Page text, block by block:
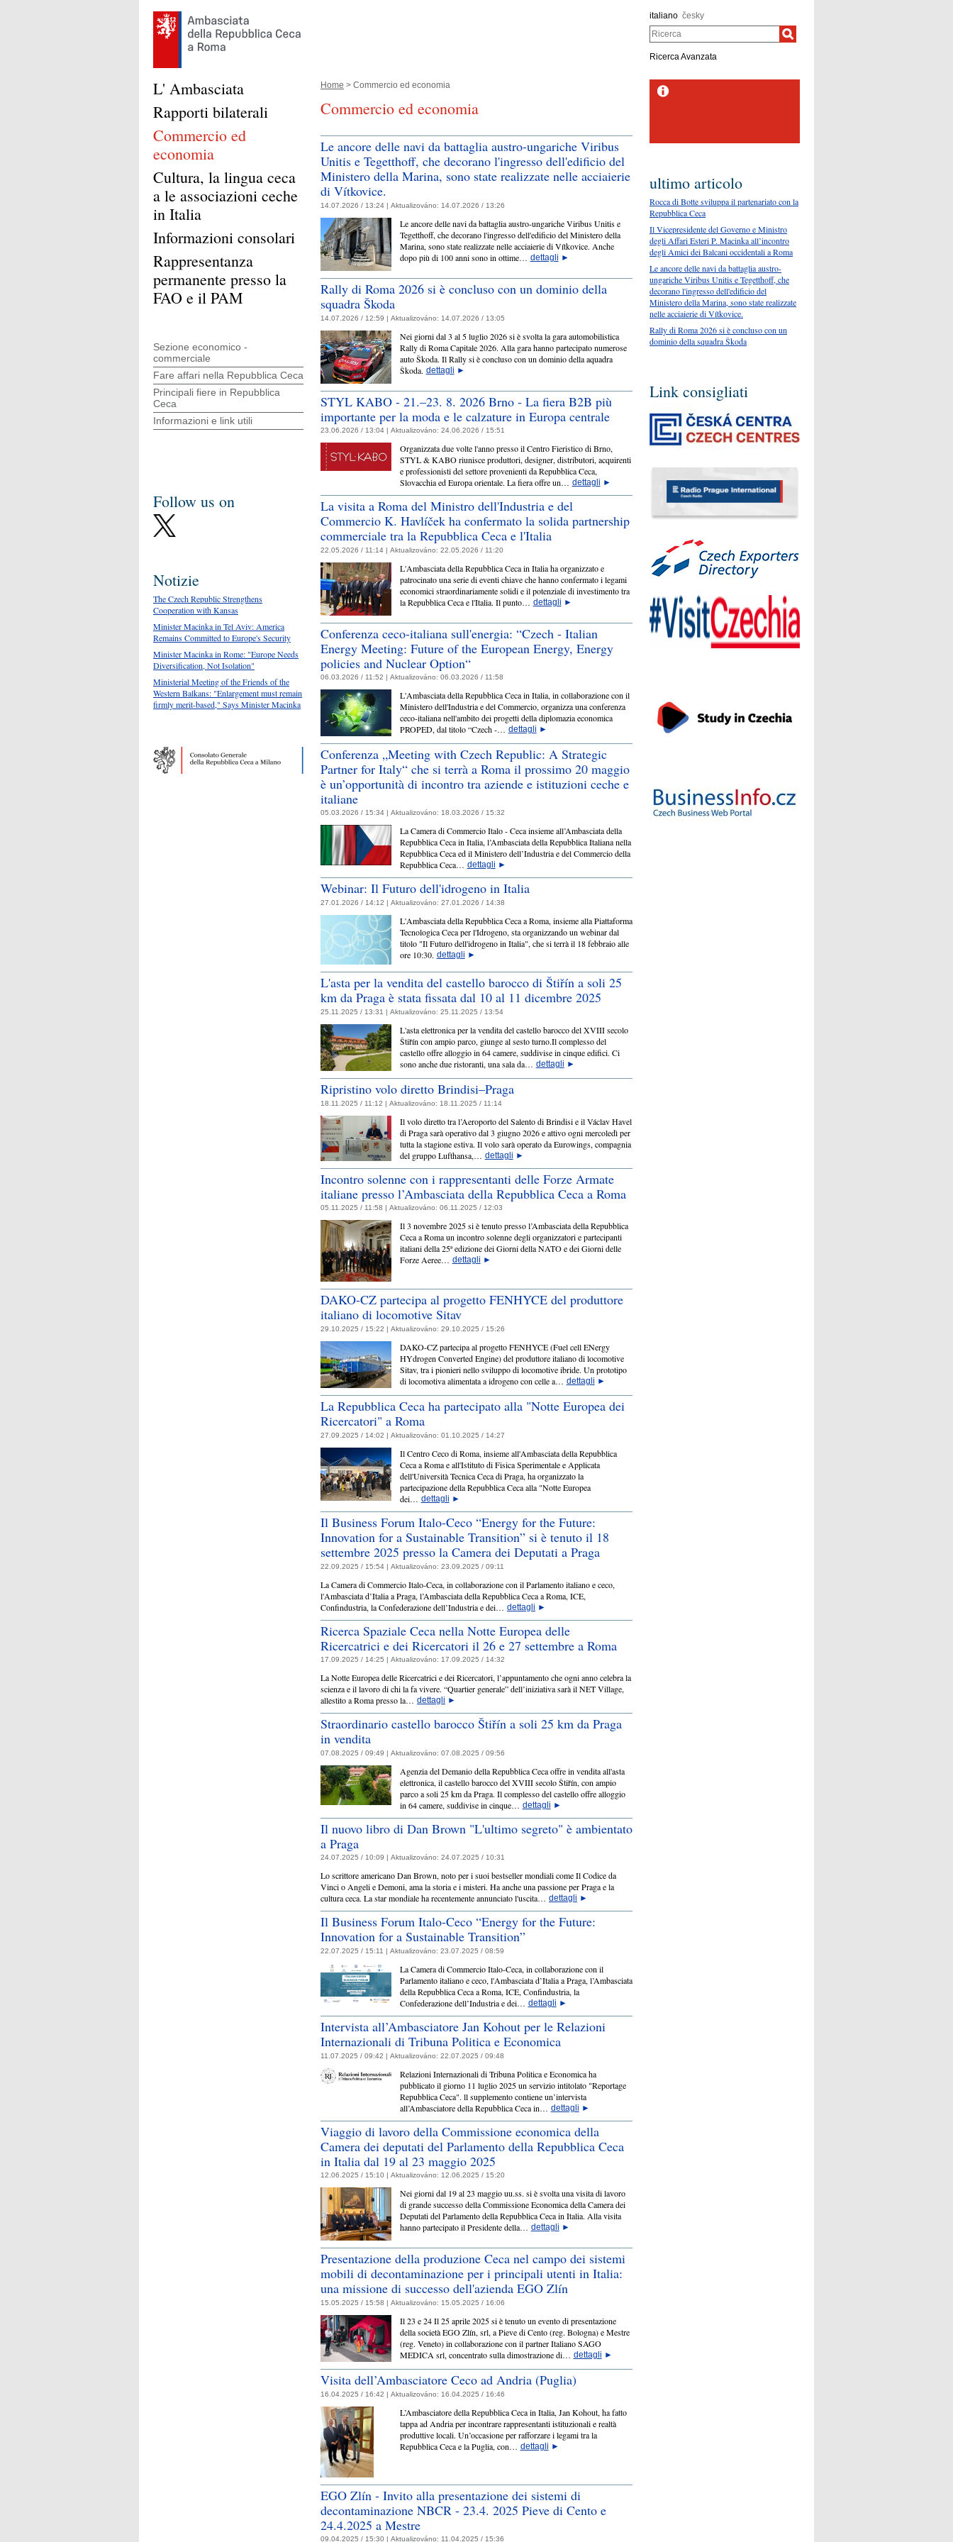
italiano česky
Ricerca
Ricerca Avanzata
Home > Commercio ed economia
Commercio ed economia
Le ancore delle navi da battaglia austro-ungariche Viribus
Unitis e Tegetthoff, che decorano l'ingresso dell'edificio del
Ministero della Marina, sono state realizzate nelle acciaierie
di Vítkovice.
14.07.2026 / 13:24 | Aktualizováno: 14.07.2026 / 13:26
Le ancore delle navi da battaglia austro-ungariche Viribus Unitis e
Tegetthoff, che decorano l'ingresso dell'edificio del Ministero della
Marina, sono state realizzate nelle acciaierie di Vítkovice. Anche
dopo più di 100 anni sono in ottime… dettagli ►
Rally di Roma 2026 si è concluso con un dominio della
squadra Škoda
14.07.2026 / 12:59 | Aktualizováno: 14.07.2026 / 13:05
Nei giorni dal 3 al 5 luglio 2026 si è svolta la gara automobilistica
Rally di Roma Capitale 2026. Alla gara hanno partecipato numerose
auto Škoda. Il Rally si è concluso con un dominio della aquadra
Škoda. dettagli ►
STYL KABO - 21.–23. 8. 2026 Brno - La fiera B2B più
importante per la moda e le calzature in Europa centrale
23.06.2026 / 13:04 | Aktualizováno: 24.06.2026 / 15:51
Organizzata due volte l'anno presso il Centro Fieristico di Brno,
STYL & KABO riunisce produttori, designer, distributori, acquirenti
e professionisti del settore provenienti da Repubblica Ceca,
Slovacchia ed Europa orientale. La fiera offre un… dettagli ►
La visita a Roma del Ministro dell'Industria e del
Commercio K. Havlíček ha confermato la solida partnership
commerciale tra la Repubblica Ceca e l'Italia
22.05.2026 / 11:14 | Aktualizováno: 22.05.2026 / 11:20
L'Ambasciata della Repubblica Ceca in Italia ha organizzato e
patrocinato una serie di eventi chiave che hanno confermato i legami
economici straordinariamente solidi e il potenziale di investimento tra
la Repubblica Ceca e l'Italia. Il punto… dettagli ►
Conferenza ceco-italiana sull'energia: “Czech - Italian
Energy Meeting: Future of the European Energy, Energy
policies and Nuclear Option“
06.03.2026 / 11:52 | Aktualizováno: 06.03.2026 / 11:58
L'Ambasciata della Repubblica Ceca in Italia, in collaborazione con il
Ministero dell'Industria e del Commercio, organizza una conferenza
ceco-italiana nell'ambito dei progetti della diplomazia economica
PROPED, dal titolo “Czech -… dettagli ►
Conferenza „Meeting with Czech Republic: A Strategic
Partner for Italy“ che si terrà a Roma il prossimo 20 maggio
è un’opportunità di incontro tra aziende e istituzioni ceche e
italiane
05.03.2026 / 15:34 | Aktualizováno: 18.03.2026 / 15:32
La Camera di Commercio Italo - Ceca insieme all’Ambasciata della
Repubblica Ceca in Italia, l’Ambasciata della Repubblica Italiana nella
Repubblica Ceca ed il Ministero dell’Industria e del Commercio della
Repubblica Ceca… dettagli ►
Webinar: Il Futuro dell'idrogeno in Italia
27.01.2026 / 14:12 | Aktualizováno: 27.01.2026 / 14:38
L'Ambasciata della Repubblica Ceca a Roma, insieme alla Piattaforma
Tecnologica Ceca per l'Idrogeno, sta organizzando un webinar dal
titolo "Il Futuro dell'idrogeno in Italia", che si terrà il 18 febbraio alle
ore 10:30. dettagli ►
L'asta per la vendita del castello barocco di Štiřín a soli 25
km da Praga è stata fissata dal 10 al 11 dicembre 2025
25.11.2025 / 13:31 | Aktualizováno: 25.11.2025 / 13:54
L'asta elettronica per la vendita del castello barocco del XVIII secolo
Štiřín con ampio parco, giunge al sesto turno.Il complesso del
castello offre alloggio in 64 camere, suddivise in cinque edifici. Ci
sono anche due ristoranti, una sala da… dettagli ►
Ripristino volo diretto Brindisi–Praga
18.11.2025 / 11:12 | Aktualizováno: 18.11.2025 / 11:14
Il volo diretto tra l’Aeroporto del Salento di Brindisi e il Václav Havel
di Praga sarà operativo dal 3 giugno 2026 e attivo ogni mercoledì per
tutta la stagione estiva. Il volo sarà operato da Eurowings, compagnia
del gruppo Lufthansa,… dettagli ►
Incontro solenne con i rappresentanti delle Forze Armate
italiane presso l’Ambasciata della Repubblica Ceca a Roma
05.11.2025 / 11:58 | Aktualizováno: 06.11.2025 / 12:03
Il 3 novembre 2025 si è tenuto presso l’Ambasciata della Repubblica
Ceca a Roma un incontro solenne degli organizzatori e partecipanti
italiani della 25ª edizione dei Giorni della NATO e dei Giorni delle
Forze Aeree… dettagli ►
DAKO-CZ partecipa al progetto FENHYCE del produttore
italiano di locomotive Sitav
29.10.2025 / 15:22 | Aktualizováno: 29.10.2025 / 15:26
DAKO-CZ partecipa al progetto FENHYCE (Fuel cell ENergy
HYdrogen Converted Engine) del produttore italiano di locomotive
Sitav, tra i pionieri nello sviluppo di locomotive ibride. Un prototipo
di locomotiva alimentata a idrogeno con celle a… dettagli ►
La Repubblica Ceca ha partecipato alla "Notte Europea dei
Ricercatori" a Roma
27.09.2025 / 14:02 | Aktualizováno: 01.10.2025 / 14:27
Il Centro Ceco di Roma, insieme all'Ambasciata della Repubblica
Ceca a Roma e all'Istituto di Fisica Sperimentale e Applicata
dell'Università Tecnica Ceca di Praga, ha organizzato la
partecipazione della Repubblica Ceca alla "Notte Europea
dei… dettagli ►
Il Business Forum Italo-Ceco “Energy for the Future:
Innovation for a Sustainable Transition” si è tenuto il 18
settembre 2025 presso la Camera dei Deputati a Praga
22.09.2025 / 15:54 | Aktualizováno: 23.09.2025 / 09:11
La Camera di Commercio Italo-Ceca, in collaborazione con il Parlamento italiano e ceco,
l'Ambasciata d’Italia a Praga, l’Ambasciata della Repubblica Ceca a Roma, ICE,
Confindustria, la Confederazione dell’Industria e dei… dettagli ►
Ricerca Spaziale Ceca nella Notte Europea delle
Ricercatrici e dei Ricercatori il 26 e 27 settembre a Roma
17.09.2025 / 14:25 | Aktualizováno: 17.09.2025 / 14:32
La Notte Europea delle Ricercatrici e dei Ricercatori, l’appuntamento che ogni anno celebra la
scienza e il lavoro di chi la fa vivere. “Quartier generale” dell’iniziativa sarà il NET Village,
allestito a Roma presso la… dettagli ►
Straordinario castello barocco Štiřín a soli 25 km da Praga
in vendita
07.08.2025 / 09:49 | Aktualizováno: 07.08.2025 / 09:56
Agenzia del Demanio della Repubblica Ceca offre in vendita all'asta
elettronica, il castello barocco del XVIII secolo Štiřín, con ampio
parco a soli 25 km da Praga. Il complesso del castello offre alloggio
in 64 camere, suddivise in cinque… dettagli ►
Il nuovo libro di Dan Brown "L'ultimo segreto" è ambientato
a Praga
24.07.2025 / 10:09 | Aktualizováno: 24.07.2025 / 10:31
Lo scrittore americano Dan Brown, noto per i suoi bestseller mondiali come Il Codice da
Vinci o Angeli e Demoni, ama la storia e i misteri. Ha anche una passione per Praga e la
cultura ceca. La star mondiale ha recentemente annunciato l'uscita… dettagli ►
Il Business Forum Italo-Ceco “Energy for the Future:
Innovation for a Sustainable Transition”
22.07.2025 / 15:11 | Aktualizováno: 23.07.2025 / 08:59
La Camera di Commercio Italo-Ceca, in collaborazione con il
Parlamento italiano e ceco, l'Ambasciata d’Italia a Praga, l’Ambasciata
della Repubblica Ceca a Roma, ICE, Confindustria, la
Confederazione dell’Industria e dei… dettagli ►
Intervista all’Ambasciatore Jan Kohout per le Relazioni
Internazionali di Tribuna Politica e Economica
11.07.2025 / 09:42 | Aktualizováno: 22.07.2025 / 09:48
Relazioni Internazionali di Tribuna Politica e Economica ha
pubblicato il giorno 11 luglio 2025 un servizio intitolato "Reportage
Repubblica Ceca". ll supplemento contiene un’intervista
all’Ambasciatore della Repubblica Ceca in… dettagli ►
Viaggio di lavoro della Commissione economica della
Camera dei deputati del Parlamento della Repubblica Ceca
in Italia dal 19 al 23 maggio 2025
12.06.2025 / 15:10 | Aktualizováno: 12.06.2025 / 15:20
Nei giorni dal 19 al 23 maggio uu.ss. si è svolta una visita di lavoro
di grande successo della Commissione Economica della Camera dei
Deputati del Parlamento della Repubblica Ceca in Italia. Alla visita
hanno partecipato il Presidente della… dettagli ►
Presentazione della produzione Ceca nel campo dei sistemi
mobili di decontaminazione per i principali utenti in Italia:
una missione di successo dell'azienda EGO Zlín
15.05.2025 / 15:58 | Aktualizováno: 15.05.2025 / 16:06
Il 23 e 24 Il 25 aprile 2025 si è tenuto un evento di presentazione
della società EGO Zlín, srl, a Pieve di Cento (reg. Bologna) e Mestre
(reg. Veneto) in collaborazione con il partner Italiano SAGO
MEDICA srl, concentrato sulla dimostrazione di… dettagli ►
Visita dell’Ambasciatore Ceco ad Andria (Puglia)
16.04.2025 / 16:42 | Aktualizováno: 16.04.2025 / 16:46
L’Ambasciatore della Repubblica Ceca in Italia, Jan Kohout, ha fatto
tappa ad Andria per incontrare rappresentanti istituzionali e realtà
produttive locali. Un’occasione per rafforzare i legami tra la
Repubblica Ceca e la Puglia, con… dettagli ►
EGO Zlín - Invito alla presentazione dei sistemi di
decontaminazione NBCR - 23.4. 2025 Pieve di Cento e
24.4.2025 a Mestre
09.04.2025 / 15:30 | Aktualizováno: 11.04.2025 / 15:36
L' Ambasciata
Rapporti bilaterali
Commercio ed
economia
Cultura, la lingua ceca
a le associazioni ceche
in Italia
Informazioni consolari
Rappresentanza
permanente presso la
FAO e il PAM
Sezione economico -
commerciale
Fare affari nella Repubblica Ceca
Principali fiere in Repubblica
Ceca
Informazioni e link utili
Follow us on
Notizie
The Czech Republic Strengthens
Cooperation with Kansas
Minister Macinka in Tel Aviv: America
Remains Committed to Europe's Security
Minister Macinka in Rome: "Europe Needs
Diversification, Not Isolation"
Ministerial Meeting of the Friends of the
Western Balkans: "Enlargement must remain
firmly merit-based," Says Minister Macinka
ultimo articolo
Rocca di Botte sviluppa il partenariato con la
Repubblica Ceca
Il Vicepresidente del Governo e Ministro
degli Affari Esteri P. Macinka all’incontro
degli Amici dei Balcani occidentali a Roma
Le ancore delle navi da battaglia austro-
ungariche Viribus Unitis e Tegetthoff, che
decorano l'ingresso dell'edificio del
Ministero della Marina, sono state realizzate
nelle acciaierie di Vítkovice.
Rally di Roma 2026 si è concluso con un
dominio della squadra Škoda
Link consigliati